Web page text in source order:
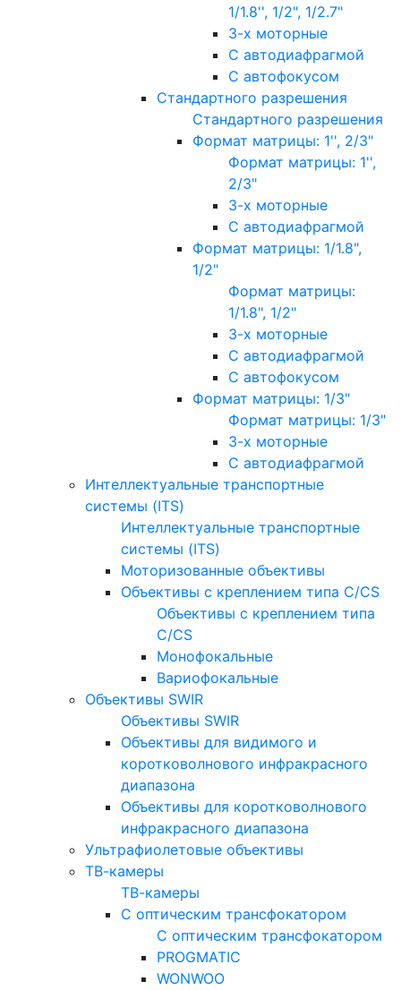
1/1.8'', 1/2", 1/2.7"
3-х моторные
С автодиафрагмой
С автофокусом
Стандартного разрешения
Стандартного разрешения
Формат матрицы: 1'', 2/3"
Формат матрицы: 1'',
2/3"
3-х моторные
С автодиафрагмой
Формат матрицы: 1/1.8",
1/2"
Формат матрицы:
1/1.8", 1/2"
3-х моторные
С автодиафрагмой
С автофокусом
Формат матрицы: 1/3"
Формат матрицы: 1/3"
3-х моторные
С автодиафрагмой
Интеллектуальные транспортные
системы (ITS)
Интеллектуальные транспортные
системы (ITS)
Моторизованные объективы
Объективы с креплением типа C/CS
Объективы с креплением типа
C/CS
Монофокальные
Вариофокальные
Объективы SWIR
Объективы SWIR
Объективы для видимого и
коротковолнового инфракрасного
диапазона
Объективы для коротковолнового
инфракрасного диапазона
Ультрафиолетовые объективы
ТВ-камеры
ТВ-камеры
С оптическим трансфокатором
С оптическим трансфокатором
PROGMATIC
WONWOO